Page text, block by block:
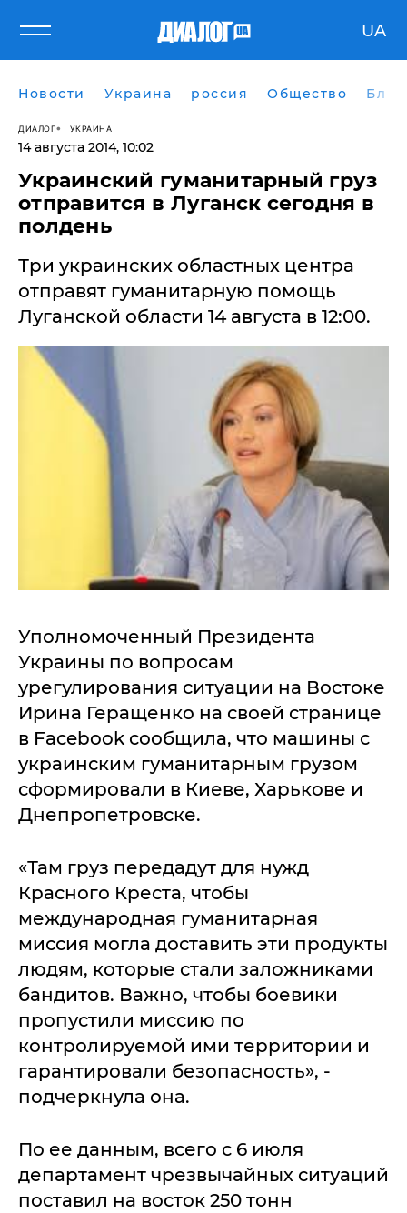
UA
Новости Украина россия Общество
ДИАЛОГ УКРАИНА
14 августа 2014, 10:02
​Украинский гуманитарный груз
отправится в Луганск сегодня в
полдень
Три украинских областных центра
отправят гуманитарную помощь
Луганской области 14 августа в 12:00.
Уполномоченный Президента
Украины по вопросам
урегулирования ситуации на Востоке
Ирина Геращенко на своей странице
в Facebook сообщила, что машины с
украинским гуманитарным грузом
сформировали в Киеве, Харькове и
Днепропетровске.
«Там груз передадут для нужд
Красного Креста, чтобы
международная гуманитарная
миссия могла доставить эти продукты
людям, которые стали заложниками
бандитов. Важно, чтобы боевики
пропустили миссию по
контролируемой ими территории и
гарантировали безопасность», -
подчеркнула она.
По ее данным, всего с 6 июля
департамент чрезвычайных ситуаций
поставил на восток 250 тонн